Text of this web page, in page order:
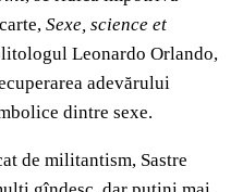
Sexe, science et
Leonardo Orlando,
adevărului
dintre sexe.
de militantism, Sastre